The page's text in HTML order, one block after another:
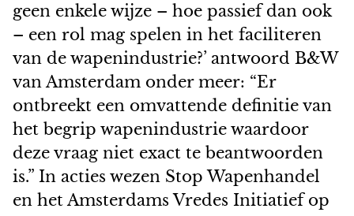
geen enkele wijze – hoe passief dan ook
– een rol mag spelen in het faciliteren
van de wapenindustrie?’ antwoord B&W
van Amsterdam onder meer: “Er
ontbreekt een omvattende definitie van
het begrip wapenindustrie waardoor
deze vraag niet exact te beantwoorden
is.” In acties wezen Stop Wapenhandel
en het Amsterdams Vredes Initiatief op